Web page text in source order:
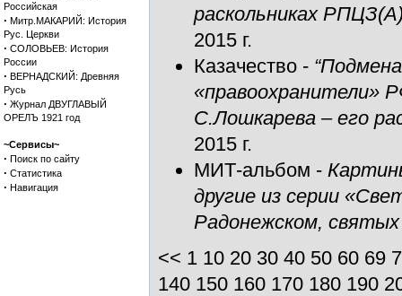
Российская
· Митр.МАКАРИЙ: История
Рус. Церкви
· СОЛОВЬЕВ: История
России
· ВЕРНАДСКИЙ: Древняя
Русь
· Журнал ДВУГЛАВЫЙ
ОРЕЛЪ 1921 год
~Сервисы~
· Поиск по сайту
· Статистика
· Навигация
раскольниках
2015 г.
Казачество -
«правоохранители»
С.Лошкарева – его
2015 г.
МИТ-альбом -
другие из серии
Радонежском,
<< 1 10 20 30 40 50 60 69
140 150 160 170 180 190